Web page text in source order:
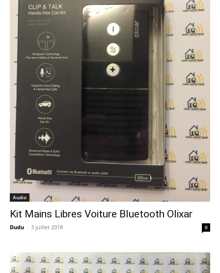
Audio
Kit Mains Libres Voiture Bluetooth Olixar
Dudu - 3 juillet 2018 0